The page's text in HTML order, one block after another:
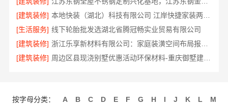
[建筑装修]
本地快装（湖北）科技有限公司 江岸快捷家装两房一厅透明报价省心入住
[生活服务] 线下轮胎批发选湖北省腾冠畅实业贸易有限公司
[建筑装修]
[建筑装修]
周边区县现浇别墅优惠活动环保材料-重庆御墅建筑材料有限公司
按字母分类： A B C D E F G H I J K L
M